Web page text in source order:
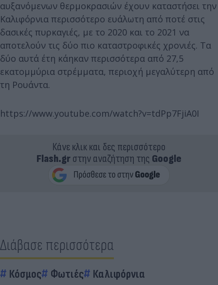
αυξανόμενων θερμοκρασιών έχουν καταστήσει την
Καλιφόρνια περισσότερο ευάλωτη από ποτέ στις
δασικές πυρκαγιές, με το 2020 και το 2021 να
αποτελούν τις δύο πιο καταστροφικές χρονιές. Τα
δύο αυτά έτη κάηκαν περισσότερα από 27,5
εκατομμύρια στρέμματα, περιοχή μεγαλύτερη από
τη Ρουάντα.
https://www.youtube.com/watch?v=tdPp7FjiA0I
Κάνε κλικ και δες περισσότερο
Flash.grστην αναζήτηση της Google
Διάβασε περισσότερα
Κόσμος Φωτιές Καλιφόρνια